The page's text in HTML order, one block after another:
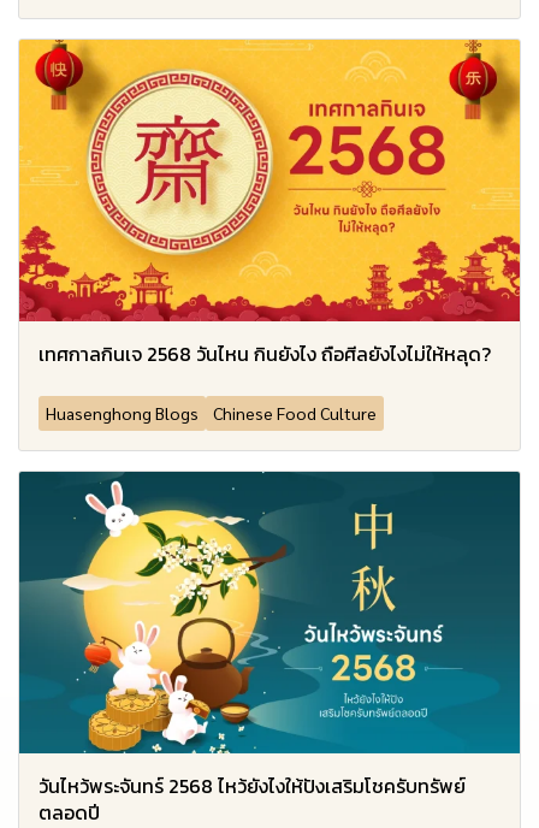
เทศกาลกินเจ 2568 วันไหน กินยังไง ถือศีลยังไงไม่ให้หลุด?
Huasenghong Blogs Chinese Food Culture
วันไหว้พระจันทร์ 2568 ไหว้ยังไงให้ปังเสริมโชครับทรัพย์
ตลอดปี